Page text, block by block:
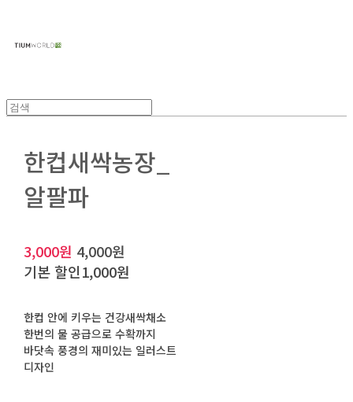
한컵새싹농장_
알팔파
3,000원 4,000원
기본 할인1,000원
한컵 안에 키우는 건강새싹채소
한번의 물 공급으로 수확까지
바닷속 풍경의 재미있는 일러스트
디자인